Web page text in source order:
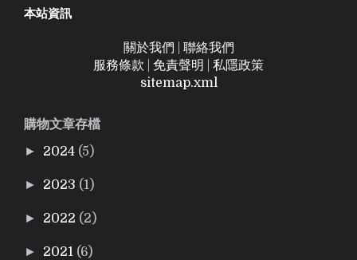
本站資訊
關於我們
聯絡我們
服務條款
免責聲明
私隱政策
sitemap.xml
購物文章存檔
► 2024 (5)
► 2023 (1)
► 2022 (2)
► 2021 (6)